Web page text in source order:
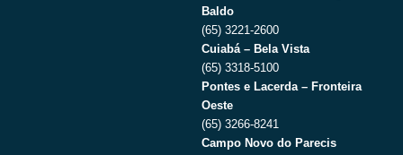
Baldo
(65) 3221-2600
Cuiabá – Bela Vista
(65) 3318-5100
Pontes e Lacerda – Fronteira
Oeste
(65) 3266-8241
Campo Novo do Parecis